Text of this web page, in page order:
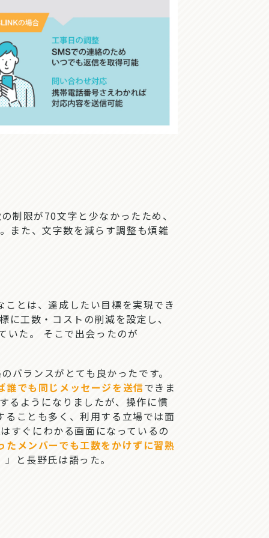
限が70文字と少なかったため、
また、文字数を減らす調整も煩雑
とは、達成したい目標を実現でき
工数・コストの削減を設定し、
いた。 そこで出会ったのが
ランスがとても良かったです。
誰でも同じメッセージを送信できま
るようになりましたが、操作に慣
ことも多く、利用する立場では面
すぐにわかる画面になっているの
メンバーでも工数をかけずに習熟
と長野氏は語った。